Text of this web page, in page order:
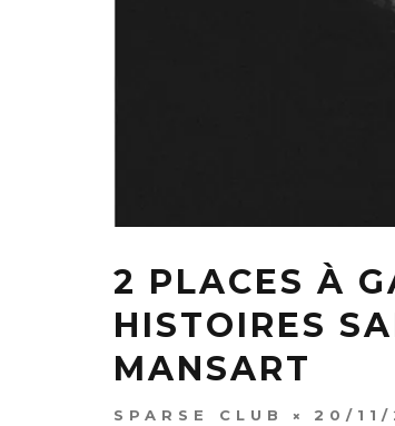
2 PLACES À
HISTOIRES
MANSART
SPARSE CLUB 20/11/